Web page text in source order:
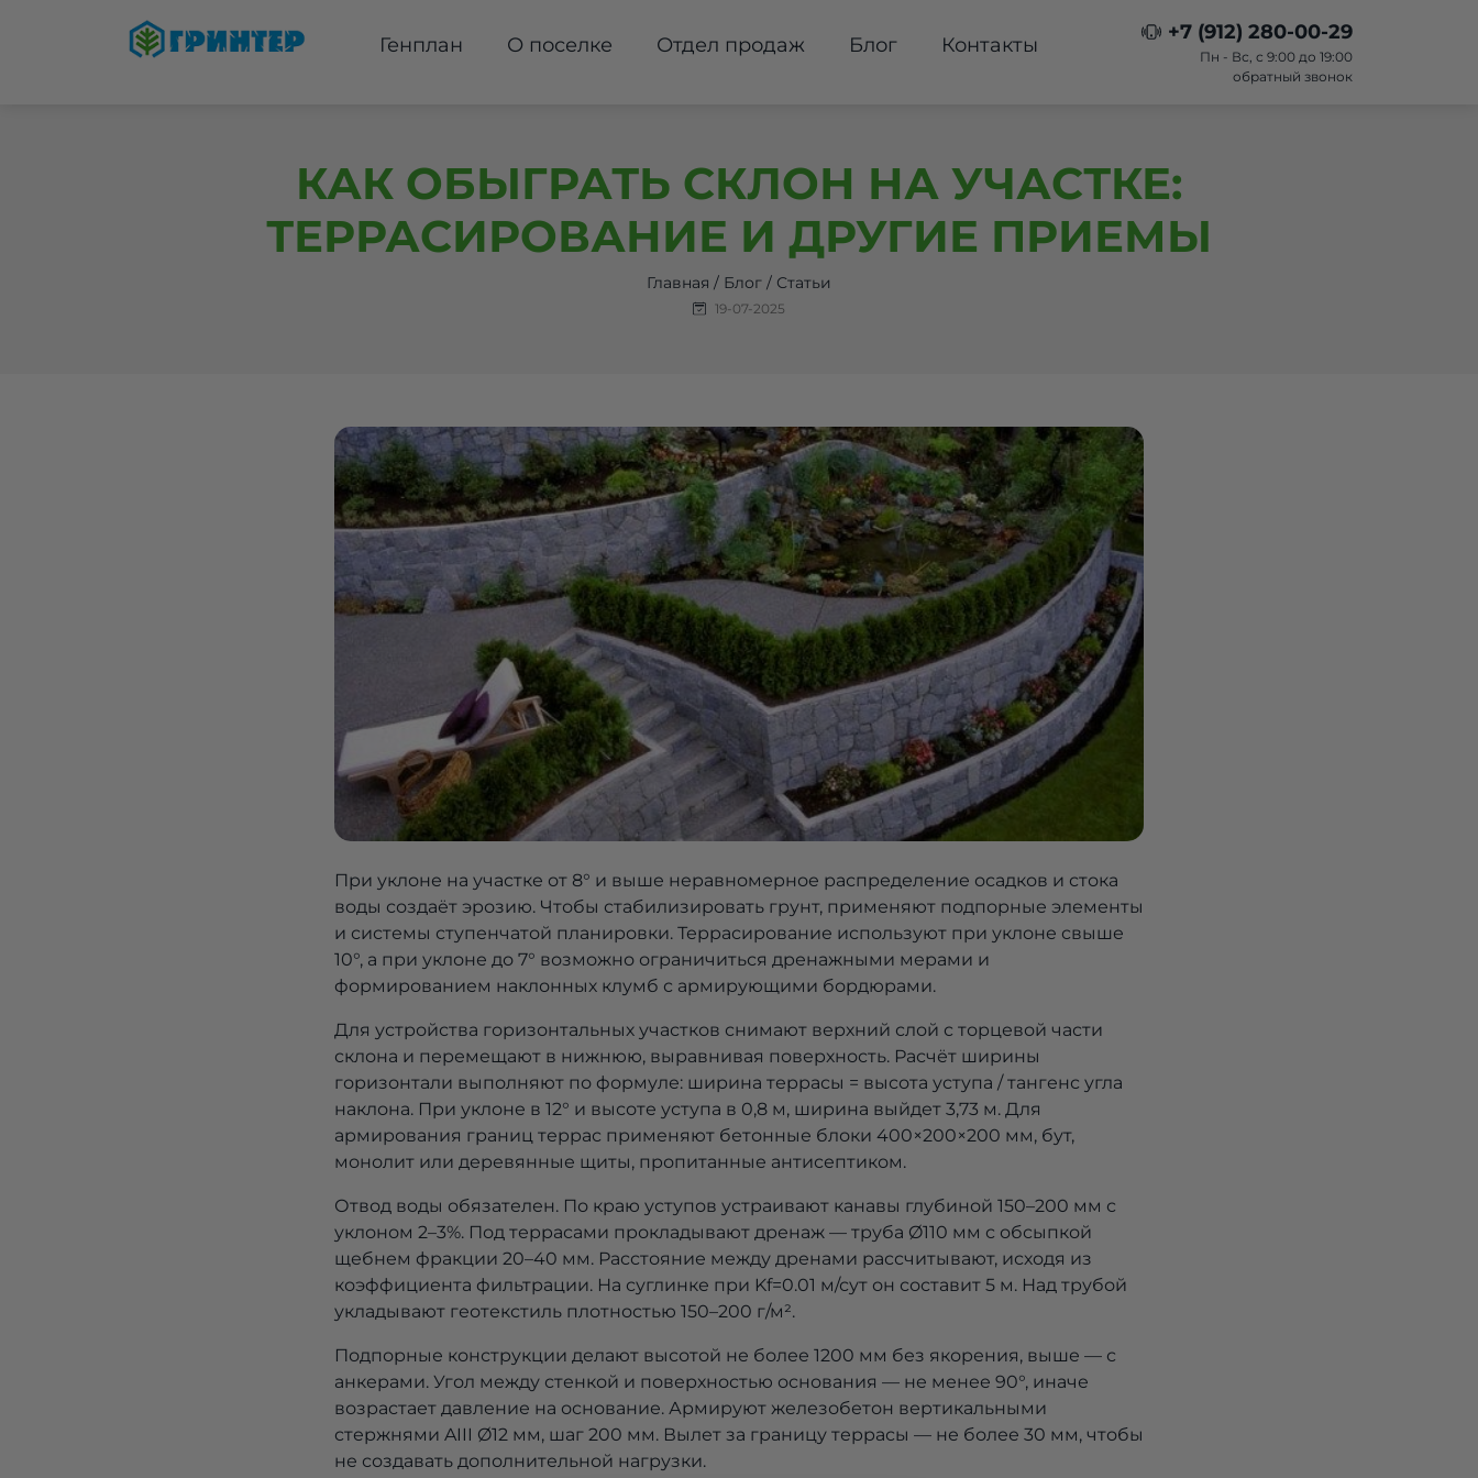
Генплан О поселке Отдел продаж Блог Контакты
+7 (912) 280-00-29
Пн - Вс, с 9:00 до 19:00
обратный звонок
КАК ОБЫГРАТЬ СКЛОН НА УЧАСТКЕ:
ТЕРРАСИРОВАНИЕ И ДРУГИЕ ПРИЕМЫ
Главная / Блог / Статьи
19-07-2025
При уклоне на участке от 8° и выше неравномерное распределение осадков и стока
воды создаёт эрозию. Чтобы стабилизировать грунт, применяют подпорные элементы
и системы ступенчатой планировки. Террасирование используют при уклоне свыше
10°, а при уклоне до 7° возможно ограничиться дренажными мерами и
формированием наклонных клумб с армирующими бордюрами.
Для устройства горизонтальных участков снимают верхний слой с торцевой части
склона и перемещают в нижнюю, выравнивая поверхность. Расчёт ширины
горизонтали выполняют по формуле: ширина террасы = высота уступа / тангенс угла
наклона. При уклоне в 12° и высоте уступа в 0,8 м, ширина выйдет 3,73 м. Для
армирования границ террас применяют бетонные блоки 400×200×200 мм, бут,
монолит или деревянные щиты, пропитанные антисептиком.
Отвод воды обязателен. По краю уступов устраивают канавы глубиной 150–200 мм с
уклоном 2–3%. Под террасами прокладывают дренаж — труба Ø110 мм с обсыпкой
щебнем фракции 20–40 мм. Расстояние между дренами рассчитывают, исходя из
коэффициента фильтрации. На суглинке при Kf=0.01 м/сут он составит 5 м. Над трубой
укладывают геотекстиль плотностью 150–200 г/м².
Подпорные конструкции делают высотой не более 1200 мм без якорения, выше — с
анкерами. Угол между стенкой и поверхностью основания — не менее 90°, иначе
возрастает давление на основание. Армируют железобетон вертикальными
стержнями AIII Ø12 мм, шаг 200 мм. Вылет за границу террасы — не более 30 мм, чтобы
не создавать дополнительной нагрузки.